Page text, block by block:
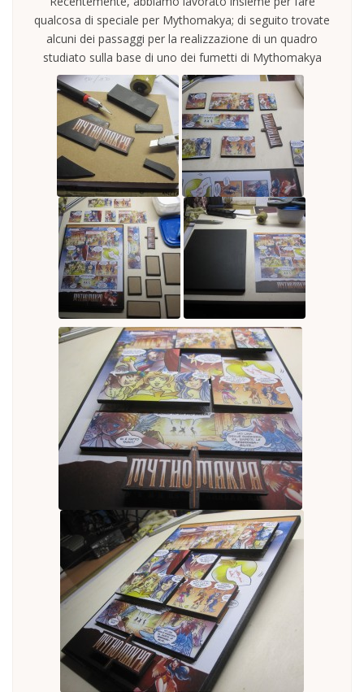
qualcosa di speciale per Mythomakya; di seguito trovate
alcuni dei passaggi per la realizzazione di un quadro
studiato sulla base di uno dei fumetti di Mythomakya